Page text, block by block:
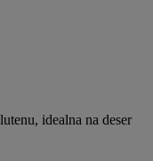
idealna na deser